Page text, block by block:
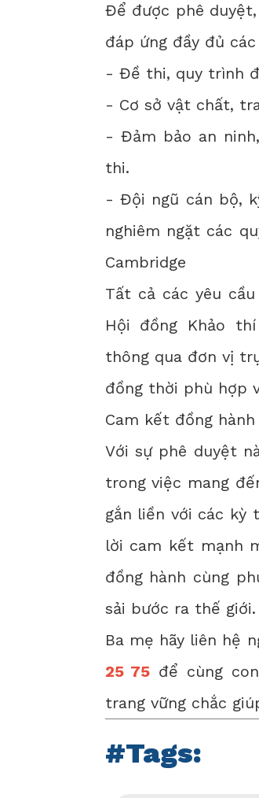
Để được phê
đáp ứng đầy đủ
- Đề thi, quy trình
- Cơ sở vật chất,
- Đảm bảo an
thi.
- Đội ngũ cán bộ,
nghiêm ngặt các
Cambridge
Tất cả các yêu
Hội đồng Khảo thí
thông qua đơn vị
đồng thời phù hợp
Cam kết đồng
Với sự phê duyệt
trong việc mang
gắn liền với các kỳ
lời cam kết mạnh
đồng hành cùng
sải bước ra thế giới.
Ba mẹ hãy liên hệ
25 75 để cùng
trang vững chắc
#Tags: